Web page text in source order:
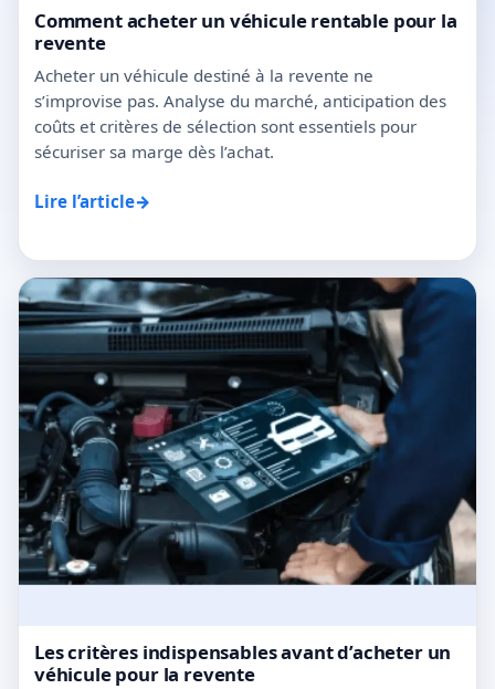
Comment acheter un véhicule rentable pour la
revente
Acheter un véhicule destiné à la revente ne
s’improvise pas. Analyse du marché, anticipation des
coûts et critères de sélection sont essentiels pour
sécuriser sa marge dès l’achat.
Lire l’article→
Les critères indispensables avant d’acheter un
véhicule pour la revente